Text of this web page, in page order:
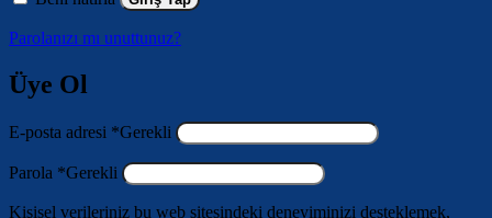
Parolanızı mı unuttunuz?
Üye Ol
E-posta adresi *Gerekli
Parola *Gerekli
Kişisel verileriniz bu web sitesindeki deneyiminizi desteklemek,